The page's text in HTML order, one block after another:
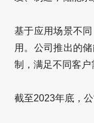
基于应用场景不
用。公司推出的
制，满足不同客户
截至2023年底，